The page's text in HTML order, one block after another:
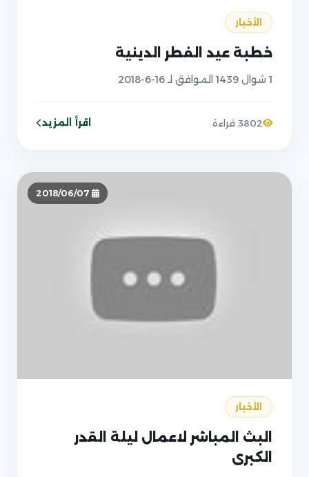
الأخبار
خطبة عيد الفطر الدينية
1 شوال 1439 الموافق لـ 16-6-2018
3802 قراءة اقرأ المزيد
الأخبار
البث المباشر لاعمال ليلة القدر
الكبرى